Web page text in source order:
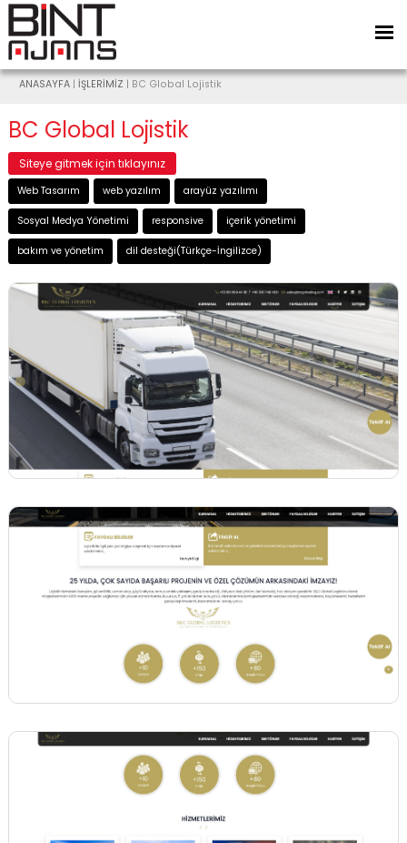
ANASAYFA | İŞLERİMİZ | BC Global Lojistik
BC Global Lojistik
Siteye gitmek için tıklayınız
Web Tasarım web yazılım arayüz yazılımı
Sosyal Medya Yönetimi responsive içerik yönetimi
bakım ve yönetim dil desteği(Türkçe-İngilizce)